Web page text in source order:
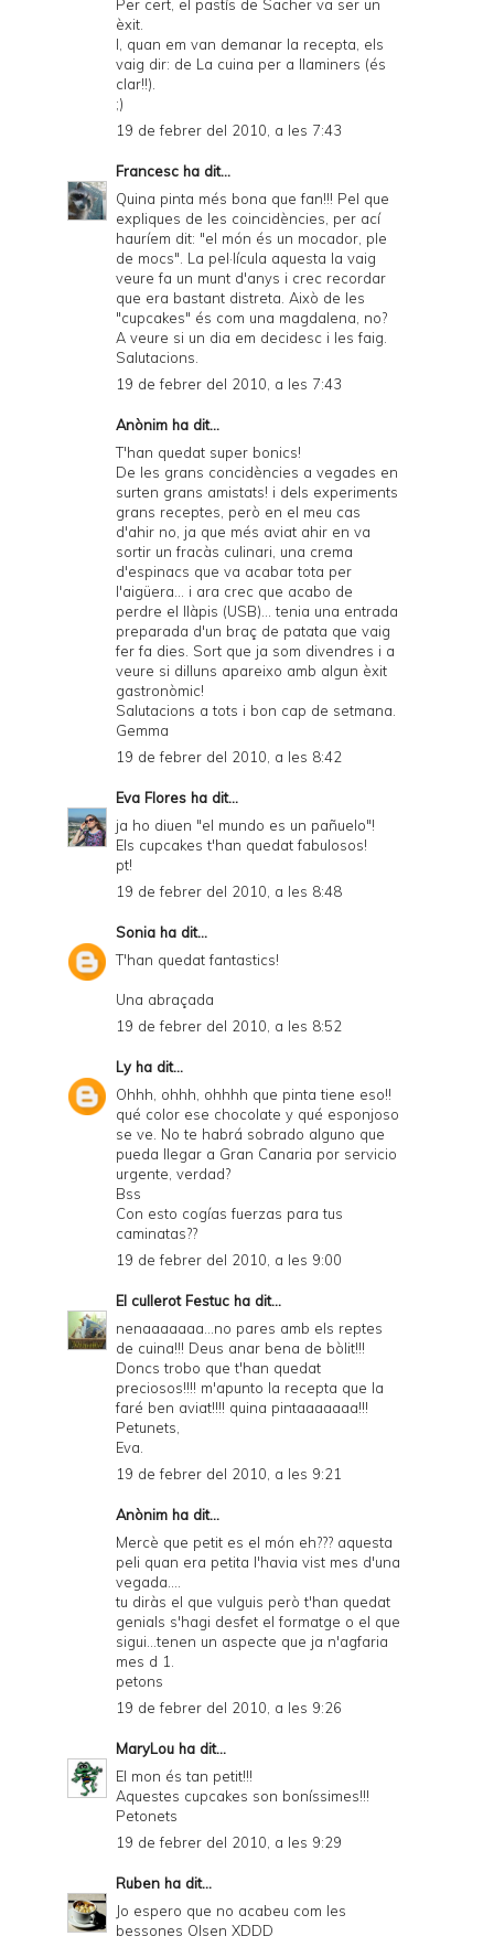
Per cert, el pastís de Sacher va ser un
èxit.
I, quan em van demanar la recepta, els
vaig dir: de La cuina per a llaminers (és
clar!!).
;)
19 de febrer del 2010, a les 7:43
Francesc ha dit...
Quina pinta més bona que fan!!! Pel que
expliques de les coincidències, per ací
hauríem dit: "el món és un mocador, ple
de mocs". La pel·lícula aquesta la vaig
veure fa un munt d'anys i crec recordar
que era bastant distreta. Això de les
"cupcakes" és com una magdalena, no?
A veure si un dia em decidesc i les faig.
Salutacions.
19 de febrer del 2010, a les 7:43
Anònim ha dit...
T'han quedat super bonics!
De les grans concidències a vegades en
surten grans amistats! i dels experiments
grans receptes, però en el meu cas
d'ahir no, ja que més aviat ahir en va
sortir un fracàs culinari, una crema
d'espinacs que va acabar tota per
l'aigüera... i ara crec que acabo de
perdre el llàpis (USB)... tenia una entrada
preparada d'un braç de patata que vaig
fer fa dies. Sort que ja som divendres i a
veure si dilluns apareixo amb algun èxit
gastronòmic!
Salutacions a tots i bon cap de setmana.
Gemma
19 de febrer del 2010, a les 8:42
Eva Flores ha dit...
ja ho diuen "el mundo es un pañuelo"!
Els cupcakes t'han quedat fabulosos!
pt!
19 de febrer del 2010, a les 8:48
Sonia ha dit...
T'han quedat fantastics!
Una abraçada
19 de febrer del 2010, a les 8:52
Lyha dit...
Ohhh, ohhh, ohhhh que pinta tiene eso!!
qué color ese chocolate y qué esponjoso
se ve. No te habrá sobrado alguno que
pueda llegar a Gran Canaria por servicio
urgente, verdad?
Bss
Con esto cogías fuerzas para tus
caminatas??
19 de febrer del 2010, a les 9:00
El cullerot Festuc ha dit...
nenaaaaaaa...no pares amb els reptes
de cuina!!! Deus anar bena de bòlit!!!
Doncs trobo que t'han quedat
preciosos!!!! m'apunto la recepta que la
faré ben aviat!!!! quina pintaaaaaaa!!!
Petunets,
Eva.
19 de febrer del 2010, a les 9:21
Anònim ha dit...
Mercè que petit es el món eh??? aquesta
peli quan era petita l'havia vist mes d'una
vegada....
tu diràs el que vulguis però t'han quedat
genials s'hagi desfet el formatge o el que
sigui...tenen un aspecte que ja n'agfaria
mes d 1.
petons
19 de febrer del 2010, a les 9:26
MaryLou ha dit...
El mon és tan petit!!!
Aquestes cupcakes son boníssimes!!!
Petonets
19 de febrer del 2010, a les 9:29
Ruben ha dit...
Jo espero que no acabeu com les
bessones Olsen XDDD